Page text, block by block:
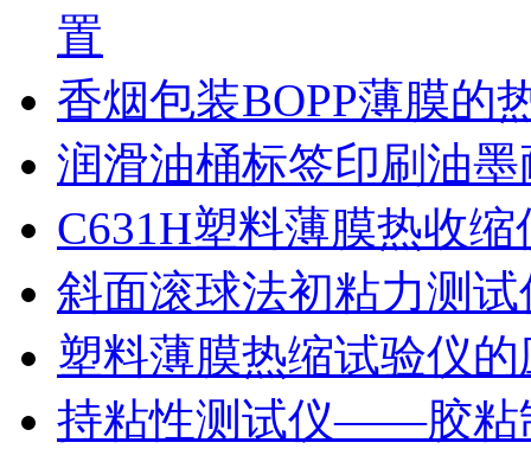
置
香烟包装BOPP薄膜的
润滑油桶标签印刷油
C631H塑料薄膜热收
斜面滚球法初粘力测
塑料薄膜热缩试验仪
持粘性测试仪——胶粘